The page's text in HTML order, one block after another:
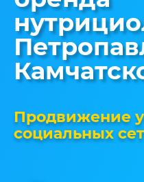
Продвижение
социальных